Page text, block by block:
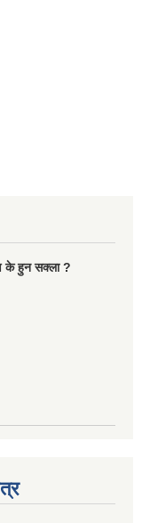
के हुन सक्ला ?